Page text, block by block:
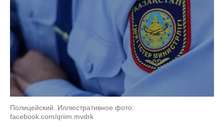
Полицейский. Иллюстративное фото:
facebook.com/qriim.mvdrk